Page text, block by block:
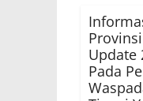
Update
Pada